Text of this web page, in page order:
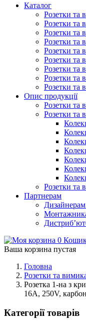
Каталог
Розетки та
Розетки та
Розетки та
Розетки та
Розетки та
Розетки та
Розетки та
Розетки та
Розетки та
Опис продукції
Розетки та
Розетки та
Розетки та
Партнерам
0
Ваша корзина пустая
Головна
Розетки та
Розетка 1-на з
16А, 250V, карбон
Категорії товарів